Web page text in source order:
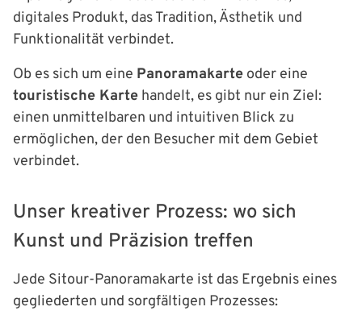
digitales Produkt, das Tradition, Ästhetik und
Funktionalität verbindet.
Ob es sich um eine Panoramakarte oder eine
touristische Karte handelt, es gibt nur ein Ziel:
einen unmittelbaren und intuitiven Blick zu
ermöglichen, der den Besucher mit dem Gebiet
verbindet.
Unser kreativer Prozess: wo sich
Kunst und Präzision treffen
Jede Sitour-Panoramakarte ist das Ergebnis eines
gegliederten und sorgfältigen Prozesses: